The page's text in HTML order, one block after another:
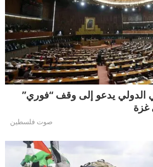
الدولي يدعو إلى وقف “فوري”
غزة
صوت فلسطين